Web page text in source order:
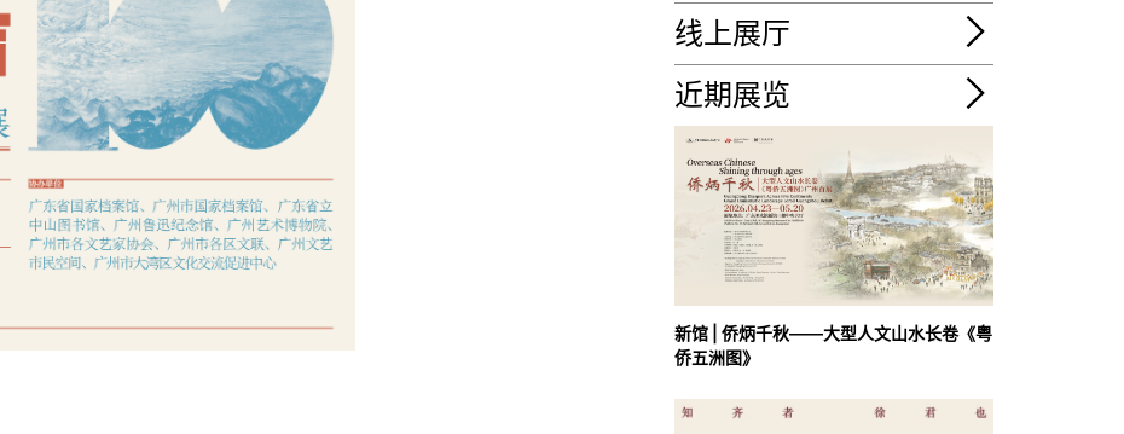
线上展厅
近期展览
新馆 | 侨炳千秋——大型人文山水长卷《粤
侨五洲图》